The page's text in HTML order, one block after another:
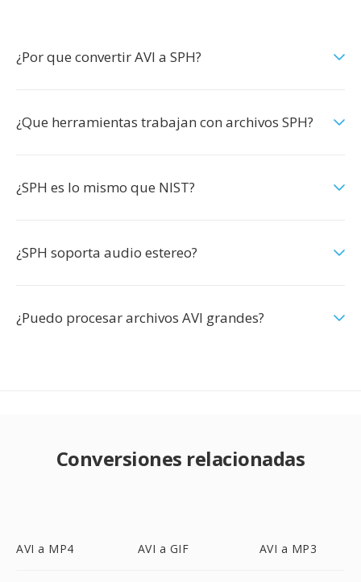
¿Por que convertir AVI a SPH?
¿Que herramientas trabajan con archivos SPH?
¿SPH es lo mismo que NIST?
¿SPH soporta audio estereo?
¿Puedo procesar archivos AVI grandes?
Conversiones relacionadas
AVI a MP4 AVI a GIF AVI a MP3